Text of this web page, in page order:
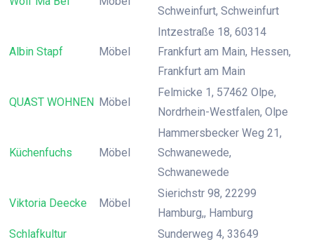
Schweinfurt, Schweinfurt
Albin Stapf Möbel
Intzestraße 18, 60314
Frankfurt am Main, Hessen,
Frankfurt am Main
QUAST WOHNEN Möbel
Felmicke 1, 57462 Olpe,
Nordrhein-Westfalen, Olpe
Küchenfuchs Möbel
Hammersbecker Weg 21,
Schwanewede,
Schwanewede
Viktoria Deecke Möbel
Sierichstr 98, 22299
Hamburg,, Hamburg
Schlafkultur
Sunderweg 4, 33649